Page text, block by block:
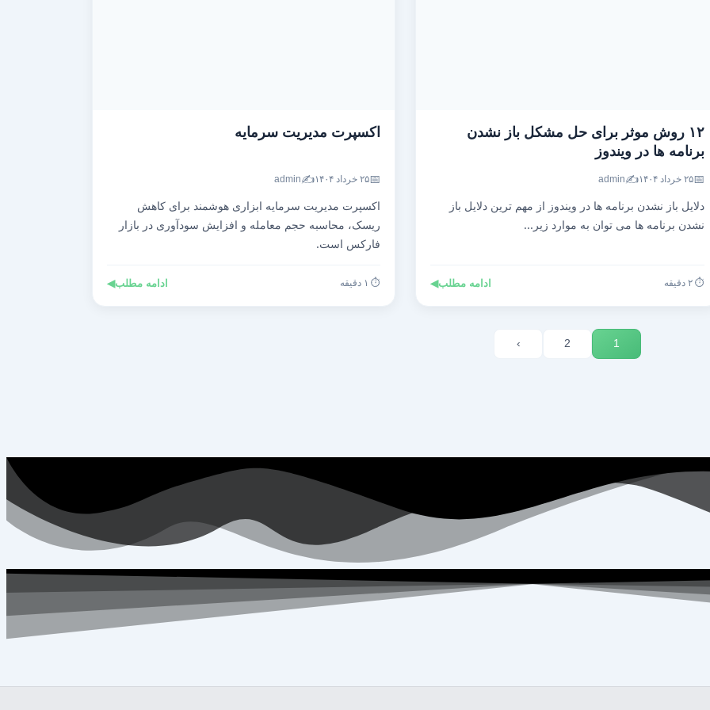
۱۲ روش موثر برای حل مشکل باز نشدن
برنامه ها در ویندوز
📅۲۵ خرداد ۱۴۰۴ ✍️
admin
دلایل باز نشدن برنامه ها در ویندوز از مهم ترین دلایل باز
نشدن برنامه ها می توان به موارد زیر...
⏱️ ۲ دقیقه ادامه مطلب◀
اکسپرت مدیریت سرمایه
📅۲۵ خرداد ۱۴۰۴ ✍️
admin
اکسپرت مدیریت سرمایه ابزاری هوشمند برای کاهش
ریسک، محاسبه حجم معامله و افزایش سودآوری در بازار
فارکس است.
⏱️ ۱ دقیقه ادامه مطلب◀
1
2
›